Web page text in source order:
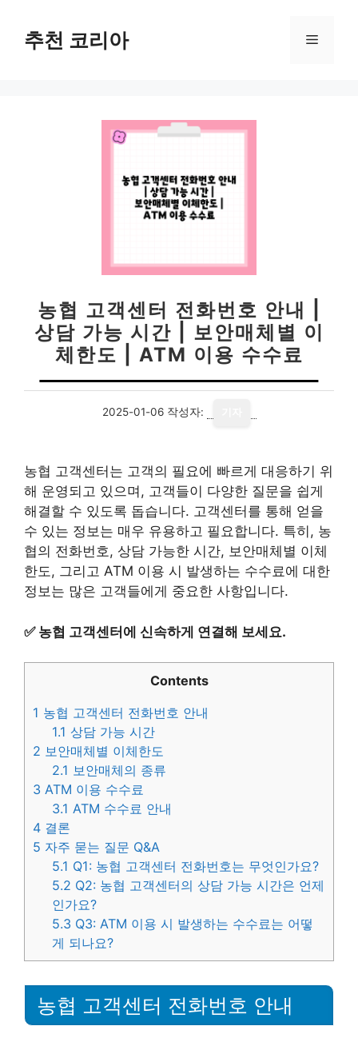
추천 코리아 메
농협 고객센터 전화번호 안내 |
상담 가능 시간 | 보안매체별 이
체한도 | ATM 이용 수수료
2025-01-06 작성자:
농협 고객센터는 고객의 필요에 빠르게 대응하기 위
해 운영되고 있으며, 고객들이 다양한 질문을 쉽게
해결할 수 있도록 돕습니다. 고객센터를 통해 얻을
수 있는 정보는 매우 유용하고 필요합니다. 특히, 농
협의 전화번호, 상담 가능한 시간, 보안매체별 이체
한도, 그리고 ATM 이용 시 발생하는 수수료에 대한
정보는 많은 고객들에게 중요한 사항입니다.
✅ 농협 고객센터에 신속하게 연결해 보세요.
Contents
1 농협 고객센터 전화번호 안내
1.1 상담 가능 시간
2 보안매체별 이체한도
2.1 보안매체의 종류
3 ATM 이용 수수료
3.1 ATM 수수료 안내
4 결론
5 자주 묻는 질문 Q&A
5.1 Q1: 농협 고객센터 전화번호는 무엇인가요?
5.2 Q2: 농협 고객센터의 상담 가능 시간은 언제
인가요?
5.3 Q3: ATM 이용 시 발생하는 수수료는 어떻
게 되나요?
농협 고객센터 전화번호 안내